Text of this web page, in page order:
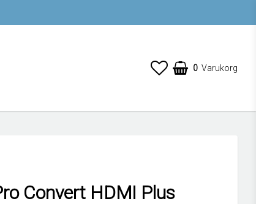
0 Varukorg
Convert HDMI Plus